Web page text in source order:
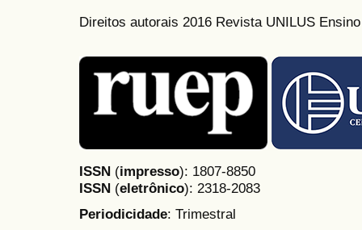
Direitos autorais 2016 Revista UNILUS
ISSN (impresso): 1807-8850
ISSN (eletrônico): 2318-2083
Periodicidade: Trimestral